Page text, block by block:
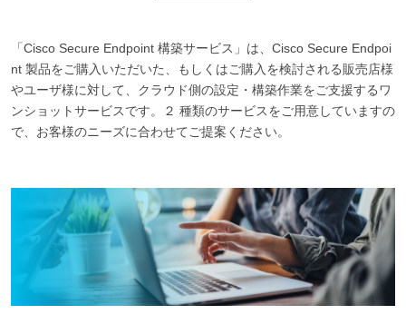
「Cisco Secure Endpoint 構築サービス」は、Cisco Secure Endpoi
nt 製品をご購入いただいた、もしくはご購入を検討される販売店様
やユーザ様に対して、クラウド側の設定・構築作業をご支援するワ
ンショットサービスです。２ 種類のサービスをご用意していますの
で、お客様のニーズに合わせてご提案ください。